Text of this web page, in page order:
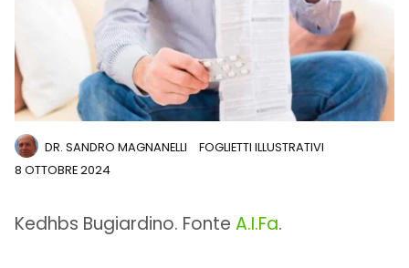
DR. SANDRO MAGNANELLI
FOGLIETTI ILLUSTRATIVI
8 OTTOBRE 2024
Kedhbs Bugiardino. FonteA.I.Fa.